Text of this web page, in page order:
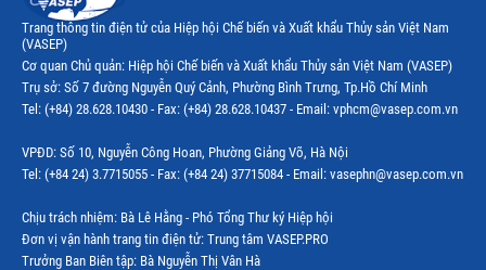
Thị trường Ecuador
Thị trường EU
Thị trường Indonesia
Thị trường Mỹ
Thị trường Nga
Thị trường Hàn Quốc
Trang thông tin điện tử của Hiệp hội Chế biến và Xuất khẩu Thủy sản Việt Nam
(VASEP)
Cơ quan Chủ quản: Hiệp hội Chế biến và Xuất khẩu Thủy sản Việt Nam (VASEP)
Trụ sở: Số 7 đường Nguyễn Quý Cảnh, Phường Bình Trưng, Tp.Hồ Chí Minh
Tel: (+84) 28.628.10430 - Fax: (+84) 28.628.10437 - Email: vphcm@vasep.com.vn
VPĐD: Số 10, Nguyễn Công Hoan, Phường Giảng Võ, Hà Nội
Tel: (+84 24) 3.7715055 - Fax: (+84 24) 37715084 - Email: vasephn@vasep.com.vn
Chịu trách nhiệm: Bà Lê Hằng - Phó Tổng Thư ký Hiệp hội
Đơn vị vận hành trang tin điện tử: Trung tâm VASEP.PRO
Trưởng Ban Biên tập: Bà Nguyễn Thị Vân Hà